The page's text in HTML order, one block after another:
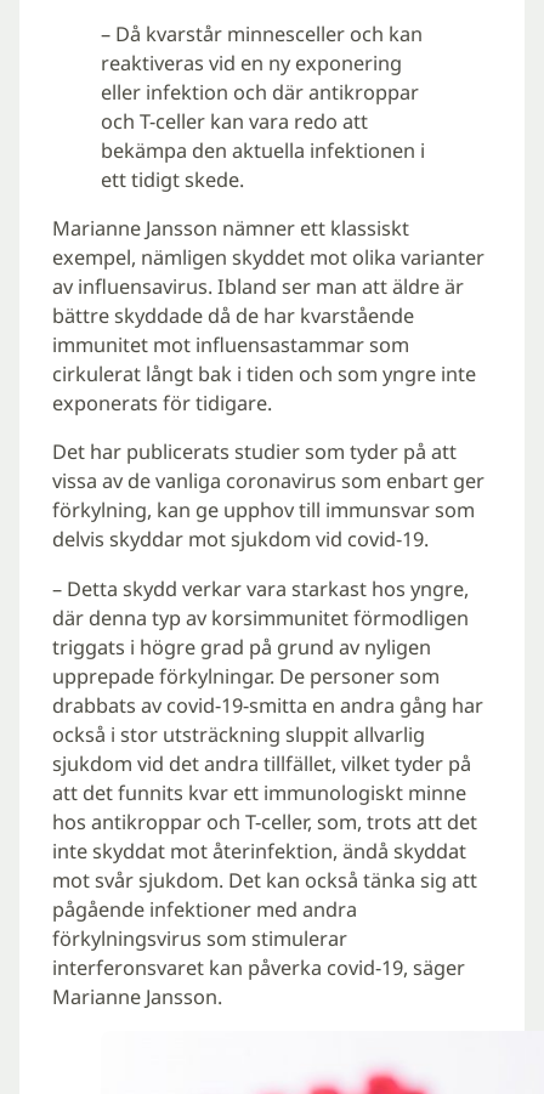
– Då kvarstår minnesceller och kan
reaktiveras vid en ny exponering
eller infektion och där antikroppar
och T-celler kan vara redo att
bekämpa den aktuella infektionen i
ett tidigt skede.
Marianne Jansson nämner ett klassiskt
exempel, nämligen skyddet mot olika varianter
av influensavirus. Ibland ser man att äldre är
bättre skyddade då de har kvarstående
immunitet mot influensastammar som
cirkulerat långt bak i tiden och som yngre inte
exponerats för tidigare.
Det har publicerats studier som tyder på att
vissa av de vanliga coronavirus som enbart ger
förkylning, kan ge upphov till immunsvar som
delvis skyddar mot sjukdom vid covid-19.
– Detta skydd verkar vara starkast hos yngre,
där denna typ av korsimmunitet förmodligen
triggats i högre grad på grund av nyligen
upprepade förkylningar. De personer som
drabbats av covid-19-smitta en andra gång har
också i stor utsträckning sluppit allvarlig
sjukdom vid det andra tillfället, vilket tyder på
att det funnits kvar ett immunologiskt minne
hos antikroppar och T-celler, som, trots att det
inte skyddat mot återinfektion, ändå skyddat
mot svår sjukdom. Det kan också tänka sig att
pågående infektioner med andra
förkylningsvirus som stimulerar
interferonsvaret kan påverka covid-19, säger
Marianne Jansson.